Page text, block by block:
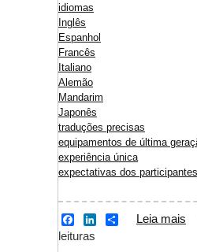
idiomas
Inglês
Espanhol
Francês
Italiano
Alemão
Mandarim
Japonês
traduções precisas
equipamentos de última
experiência única
expectativas dos participantes
a
c
Leia mais
leituras